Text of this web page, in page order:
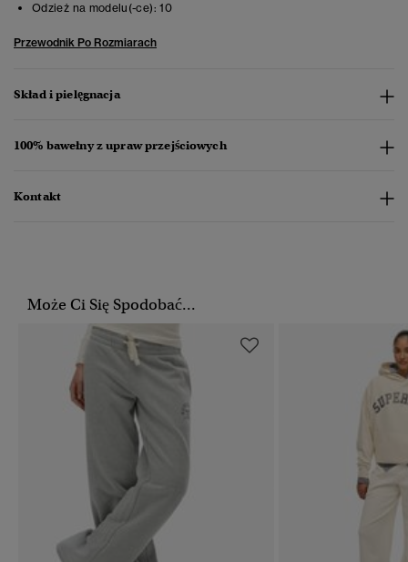
Odzież na modelu(-ce): 10
Przewodnik Po Rozmiarach
Skład i pielęgnacja
100% bawełny z upraw przejściowych
Kontakt
Może Ci Się Spodobać...